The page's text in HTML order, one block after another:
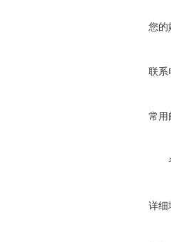
您的
联系
常用
详细